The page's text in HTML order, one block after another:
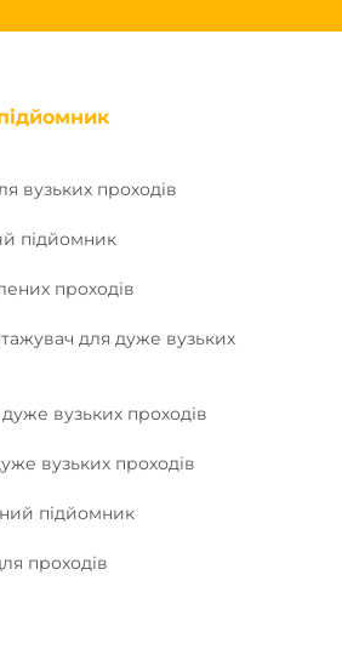
вузьких проходів
підйомник
проходів
для дуже вузьких
вузьких проходів
вузьких проходів
підйомник
проходів